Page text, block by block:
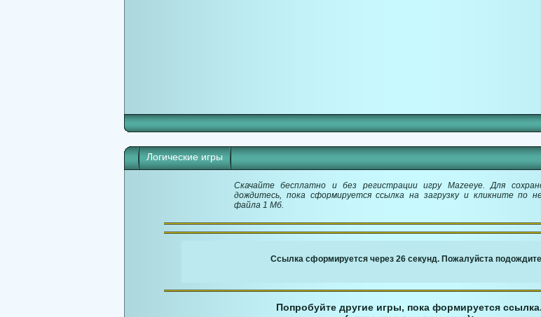
Логические игры
Скачайте бесплатно и без регистрации игру Mazeeye. Для
дождитесь, пока сформируется ссылка на загрузку и кликните по
файла 1 Мб.
Ссылка сформируется через 26 секунд. Пожалуйста
Попробуйте другие игры, пока формируется ссылка.